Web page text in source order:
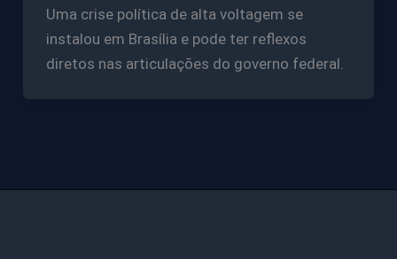
Uma crise política de alta voltagem se
instalou em Brasília e pode ter reflexos
diretos nas articulações do governo federal.